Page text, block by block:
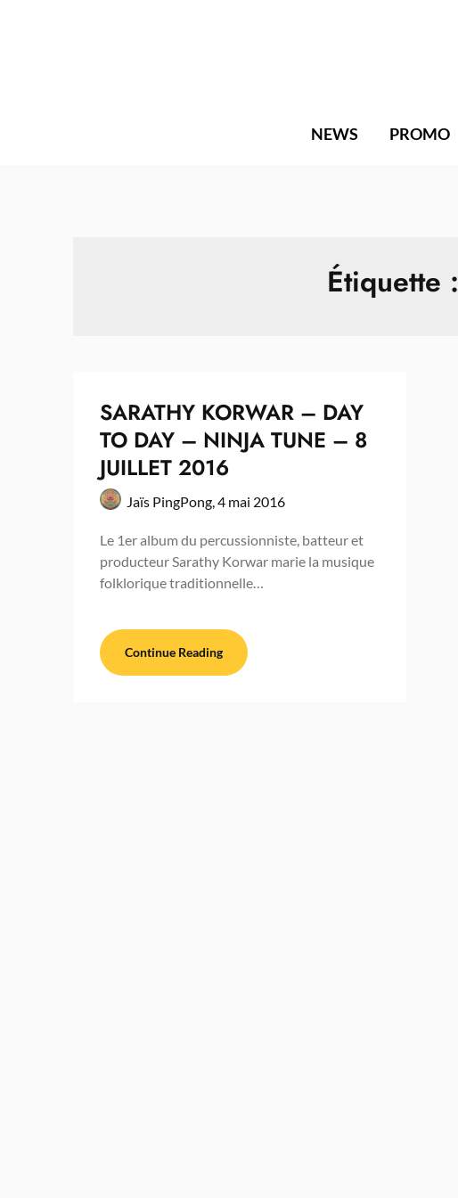
NEWS PROMO
Étiquette :
SARATHY KORWAR – DAY
TO DAY – NINJA TUNE – 8
JUILLET 2016
Jaïs PingPong,4 mai 2016
Le 1er album du percussionniste, batteur et
producteur Sarathy Korwar marie la musique
folklorique traditionnelle…
Continue Reading